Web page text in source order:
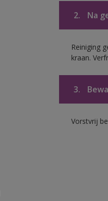
2. Na
Reiniging
kraan.
3.
Vorstvrij